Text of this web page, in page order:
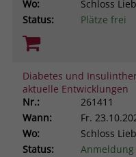
Wo:
Schloss
Status:
Plätze frei
Diabetes und
aktuelle Entwicklungen
Nr.:
261411
Wann:
Fr.
Wo:
Schloss
Status: